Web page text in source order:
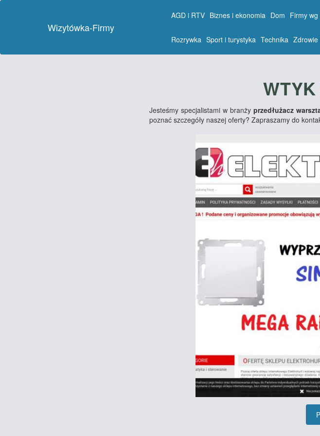
Wizytówka-Firmy
AGD i RTV Biznes i ekonomia Dom Firmy
Rozrywka Sport i turystyka Technika
Jesteśmy specjalistami w branży przedłużacz
poznać szczegóły naszej oferty? Zapraszamy do